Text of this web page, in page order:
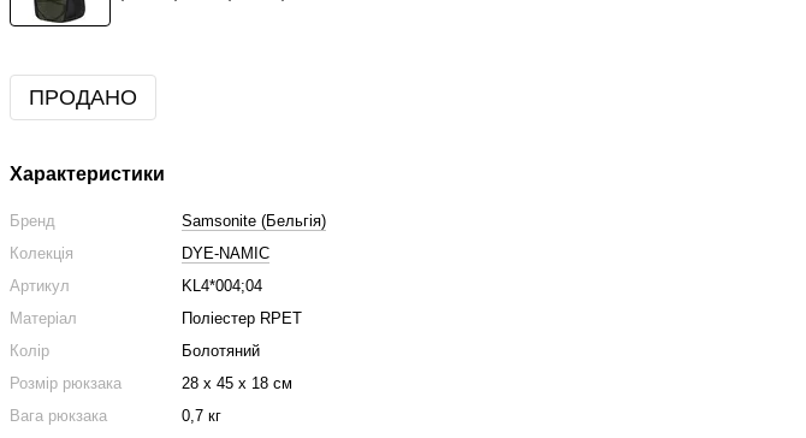
ПРОДАНО
Характеристики
Бренд
Samsonite (Бельгія)
Колекція
DYE-NAMIC
Артикул
KL4*004;04
Матеріал
Поліестер RPET
Колір
Болотяний
Розмір рюкзака
28 x 45 x 18 см
Вага рюкзака
0,7 кг